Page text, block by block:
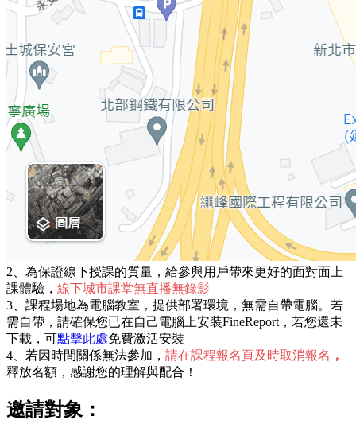
2、為保證線下授課的質量，給參與用戶帶來更好的面對面上
課體驗， 線下城市課堂無直播無錄影
3、課程場地為電腦教室，提供部署環境，無需自帶電腦。若
需自帶，請確保您已在自己電腦上安装FineReport，若您還未
下載，可點擊此處免費激活安裝
4、若因時間關係無法參加， 請在課程報名頁及時取消報名 ，
釋放名額，感謝您的理解與配合！
邀請對象：